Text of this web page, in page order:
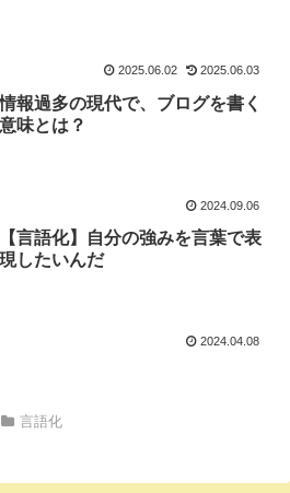
2025.06.02 2025.06.03
情報過多の現代で、ブログを書く
意味とは？
2024.09.06
【言語化】自分の強みを言葉で表
現したいんだ
2024.04.08
言語化